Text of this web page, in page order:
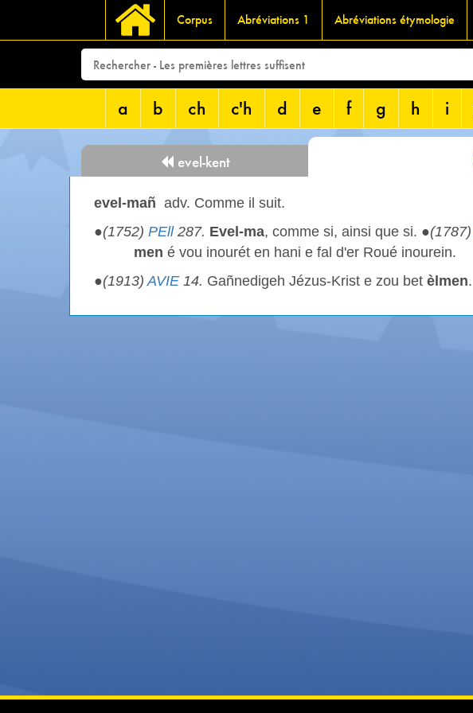
Corpus Abréviations 1 Abréviations étymologie
a b ch c'h d e f g h i
evel-kent
evel-mañ adv. Comme il suit.
●(1752) PEll287. Evel-ma, comme si, ainsi que si. ●(1787)
men é vou inourét en hani e fal d'er Roué inourein.
●(1913)AVIE 14. Gañnedigeh Jézus-Krist e zou bet èlmen.